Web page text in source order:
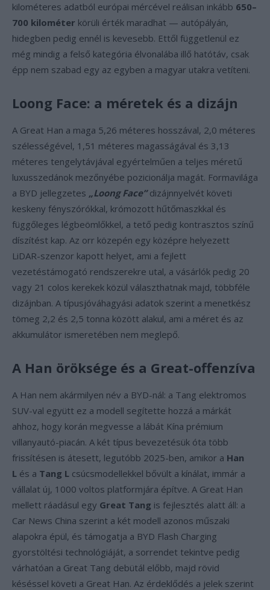
kilométeres adatból európai mércével reálisan inkább 650–
700 kilométer körüli érték maradhat — autópályán,
hidegben pedig ennél is kevesebb. Ettől függetlenül ez
még mindig a felső kategória élvonalába illő hatótáv, csak
épp nem szabad egy az egyben a magyar utakra vetíteni.
Loong Face: a méretek és a dizájn
A Great Han a maga 5,26 méteres hosszával, 2,0 méteres
szélességével, 1,51 méteres magasságával és 3,13
méteres tengelytávjával egyértelműen a teljes méretű
luxusszedánok mezőnyébe pozicionálja magát. Formavilága
a BYD jellegzetes „Loong Face”dizájnnyelvét követi
keskeny fényszórókkal, krómozott hűtőmaszkkal és
függőleges légbeömlőkkel, a tető pedig kontrasztos színű
díszítést kap. Az orr közepén egy középre helyezett
LiDAR-szenzor kapott helyet, ami a fejlett
vezetéstámogató rendszerekre utal, a vásárlók pedig 20
vagy 21 colos kerekek közül választhatnak majd, többféle
dizájnban. A típusjóváhagyási adatok szerint a menetkész
tömeg 2,2 és 2,5 tonna között alakul, ami a méret és az
akkumulátor ismeretében nem meglepő.
A Han öröksége és a Great-offenzíva
A Han nem akármilyen név a BYD-nál: a Tang elektromos
SUV-val együtt ez a modell segítette hozzá a márkát
ahhoz, hogy korán megvesse a lábát Kína prémium
villanyautó-piacán. A két típus bevezetésük óta több
frissítésen is átesett, legutóbb 2025-ben, amikor a Han
L és a Tang L csúcsmodellekkel bővült a kínálat, immár a
vállalat új, 1000 voltos platformjára építve. A Great Han
mellett ráadásul egy Great Tang is fejlesztés alatt áll: a
Car News China szerint a két modell azonos műszaki
alapokra épül, és támogatja a BYD Flash Charging
gyorstöltési technológiáját, a sorrendet tekintve pedig
várhatóan a Great Tang debütál előbb, majd rövid
késéssel követi a Great Han. Az érdeklődés a jelek szerint